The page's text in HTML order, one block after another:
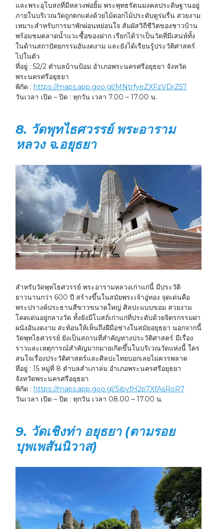
และพระอุโบสถที่มีหลวงพ่อยิ้ม พระพุทธรัตนมงคลประดิษฐานอยู่
ภายในบริเวณวัดถูกตกแต่งด้วยไม้ดอกไม้ประดับดูร่มรื่น สวยงาม
เหมาะสำหรับการมาพักผ่อนหย่อนใจ สัมผัสวิถีชีวิตของชาวบ้าน
พร้อมชมตลาดน้ำแวะซื้อของฝาก เรียกได้ว่าเป็นวัดที่มีเสน่ห์ทั้ง
ในด้านสถาปัตยกรรมอันงดงาม และยังได้เรียนรู้ประวัติศาสตร์
ไปในตัว
ที่อยู่ : 52/2 ตำบลบ้านป้อม อำเภอพระนครศรีอยุธยา จังหวัด
พระนครศรีอยุธยา
พิกัด : https://maps.app.goo.gl/MNtrfyeZXFzVDrZ57
วันเวลา เปิด – ปิด : ทุกวัน เวลา 7.00 – 17.00 น.
8. วัดพุทไธศวรรย์ พระอาราม
หลวง จ.อยุธยา
สำหรับวัดพุทไธศวรรย์ พระอารามหลวงเก่าแก่นี้ มีประวัติ
ยาวนานกว่า 600 ปี สร้างขึ้นในสมัยพระเจ้าอู่ทอง จุดเด่นคือ
พระปรางค์ประธานสีขาวขนาดใหญ่ ศิลปะแบบขอม สวยงาม
โดดเด่นอยู่กลางวัด ทั้งยังมีโบสถ์เก่าแก่ที่ประดับด้วยจิตรกรรมฝา
ผนังอันงดงาม สะท้อนให้เห็นถึงฝีมือช่างในสมัยอยุธยา นอกจากนี้
วัดพุทไธศวรรย์ ยังเป็นสถานที่สำคัญทางประวัติศาสตร์ มีเรื่อง
ราวและเหตุการณ์สำคัญมากมายเกิดขึ้นในบริเวณวัดแห่งนี้ ใคร
สนใจเรื่องประวัติศาสตร์และศิลปะไทยบอกเลยไม่ควรพลาด
ที่อยู่ : 15 หมู่ที่ 8 ตำบลสำเภาล่ม อำเภอพระนครศรีอยุธยา
จังหวัดพระนครศรีอยุธยา
พิกัด : https://maps.app.goo.gl/SibvfH2p7XfAsRoR7
วันเวลา เปิด – ปิด : ทุกวัน เวลา 08.00 – 17.00 น.
9. วัดเชิงท่า อยุธยา (ตามรอย
บุพเพสันนิวาส)